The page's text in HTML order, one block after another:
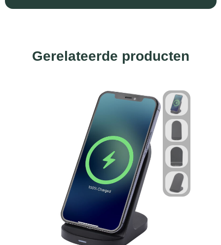
Gerelateerde producten